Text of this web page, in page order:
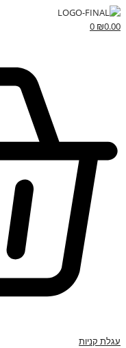
₪0.00
0
עגלת קניות